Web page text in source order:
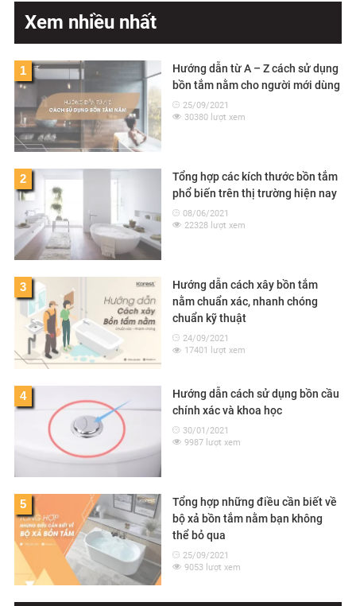
Xem nhiều nhất
1
Hướng dẫn từ A – Z cách sử dụng
bồn tắm nằm cho người mới dùng
25/09/2021
30380 lượt xem
2
Tổng hợp các kích thước bồn tắm
phổ biến trên thị trường hiện nay
08/06/2021
22328 lượt xem
3
Hướng dẫn cách xây bồn tắm
nằm chuẩn xác, nhanh chóng
chuẩn kỹ thuật
24/09/2021
17401 lượt xem
4
Hướng dẫn cách sử dụng bồn cầu
chính xác và khoa học
30/01/2021
9987 lượt xem
5
Tổng hợp những điều cần biết về
bộ xả bồn tắm nằm bạn không
thể bỏ qua
25/09/2021
9053 lượt xem